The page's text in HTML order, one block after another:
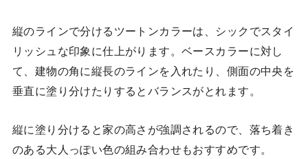
縦のラインで分けるツートンカラーは、シックでスタイ
リッシュな印象に仕上がります。ベースカラーに対し
て、建物の角に縦長のラインを入れたり、側面の中央を
垂直に塗り分けたりするとバランスがとれます。
縦に塗り分けると家の高さが強調されるので、落ち着き
のある大人っぽい色の組み合わせもおすすめです。